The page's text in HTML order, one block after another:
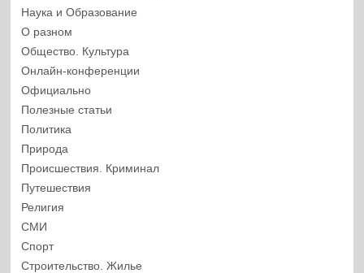
Наука и Образование
О разном
Общество. Культура
Онлайн-конференции
Официально
Полезные статьи
Политика
Природа
Происшествия. Криминал
Путешествия
Религия
СМИ
Спорт
Строительство. Жилье